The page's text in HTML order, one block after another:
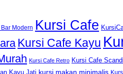
Bar Modern Kursi Cafe
Kursi Cafe Kayu
Kursi Cafe Retro Kursi Cafe
Kayu Jati kursi makan minimalis